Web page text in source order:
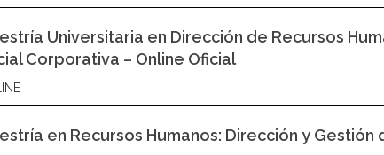
Universitaria en Dirección de Recursos
Corporativa – Online Oficial
en Recursos Humanos: Dirección y Gestión